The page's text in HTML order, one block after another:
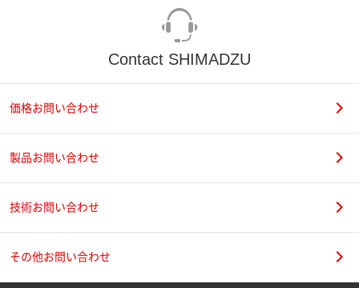
Contact SHIMADZU
価格お問い合わせ
製品お問い合わせ
技術お問い合わせ
その他お問い合わせ